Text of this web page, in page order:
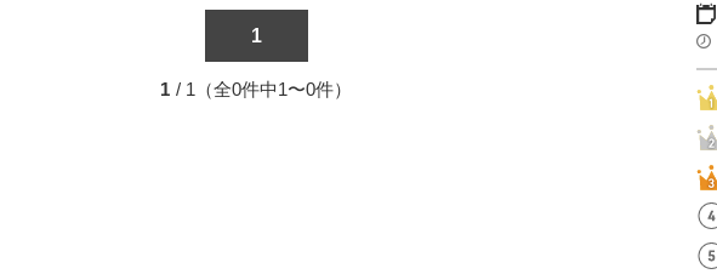
1
1 / 1（全0件中1〜0件）